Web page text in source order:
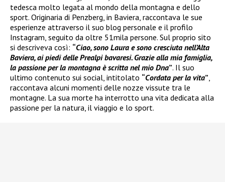
tedesca molto legata al mondo della montagna e dello
sport. Originaria di Penzberg, in Baviera, raccontava le sue
esperienze attraverso il suo blog personale e il profilo
Instagram, seguito da oltre 51mila persone. Sul proprio sito
si descriveva così: “Ciao, sono Laura e sono cresciuta nell’Alta
Baviera, ai piedi delle Prealpi bavaresi. Grazie alla mia famiglia,
la passione per la montagna è scritta nel mio Dna”. Il suo
ultimo contenuto sui social, intitolato “Cordata per la vita”
raccontava alcuni momenti delle nozze vissute tra le
montagne. La sua morte ha interrotto una vita dedicata alla
passione per la natura, il viaggio e lo sport.